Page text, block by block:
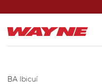
BA Ibicuí